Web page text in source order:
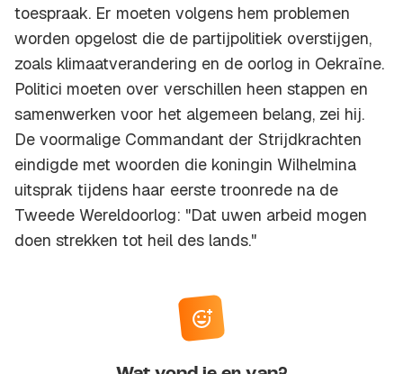
toespraak. Er moeten volgens hem problemen
worden opgelost die de partijpolitiek overstijgen,
zoals klimaatverandering en de oorlog in Oekraïne.
Politici moeten over verschillen heen stappen en
samenwerken voor het algemeen belang, zei hij.
De voormalige Commandant der Strijdkrachten
eindigde met woorden die koningin Wilhelmina
uitsprak tijdens haar eerste troonrede na de
Tweede Wereldoorlog: "Dat uwen arbeid mogen
doen strekken tot heil des lands."